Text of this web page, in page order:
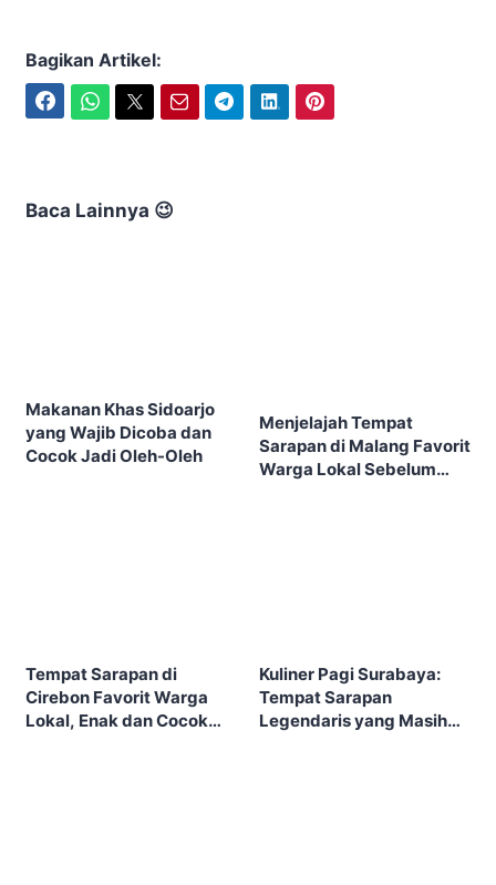
Bagikan Artikel:
Baca Lainnya 😉
Makanan Khas Sidoarjo
yang Wajib Dicoba dan
Cocok Jadi Oleh-Oleh
Menjelajah Tempat
Sarapan di Malang Favorit
Warga Lokal Sebelum
Tempat Sarapan di
Cirebon Favorit Warga
Lokal, Enak dan Cocok
Kuliner Pagi Surabaya:
Tempat Sarapan
Legendaris yang Masih